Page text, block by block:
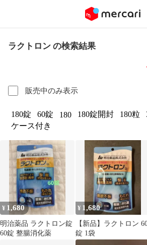
ラクトロン の検索結果
販売中のみ表示
180錠 60錠 180 180錠開封 180粒
ケース付き
¥ 1,680
明治薬品 ラクトロン錠
60錠 整腸消化薬
¥ 1,680
【新品】ラクトロン
錠 1袋